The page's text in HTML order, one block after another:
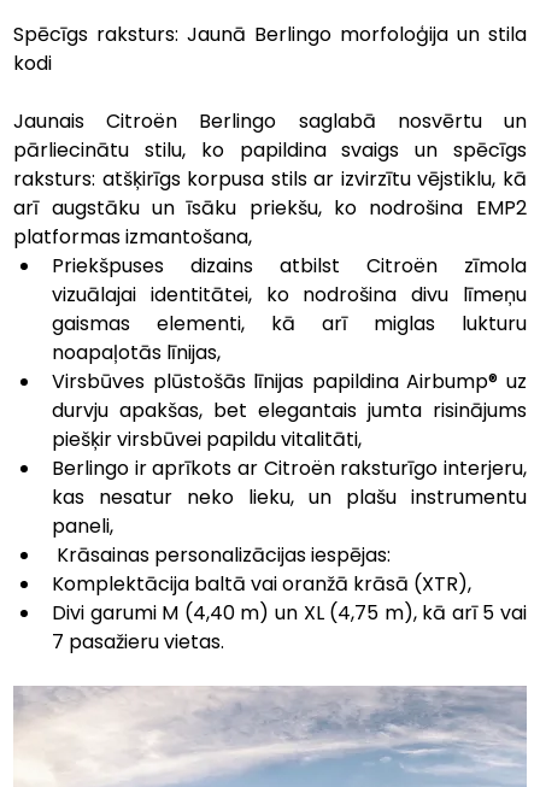
Spēcīgs raksturs: Jaunā Berlingo morfoloģija un stila
kodi
Jaunais Citroën Berlingo saglabā nosvērtu un
pārliecinātu stilu, ko papildina svaigs un spēcīgs
raksturs: atšķirīgs korpusa stils ar izvirzītu vējstiklu, kā
arī augstāku un īsāku priekšu, ko nodrošina EMP2
platformas izmantošana,
Priekšpuses dizains atbilst Citroën zīmola
vizuālajai identitātei, ko nodrošina divu līmeņu
gaismas elementi, kā arī miglas lukturu
noapaļotās līnijas,
Virsbūves plūstošās līnijas papildina Airbump® uz
durvju apakšas, bet elegantais jumta risinājums
piešķir virsbūvei papildu vitalitāti,
Berlingo ir aprīkots ar Citroën raksturīgo interjeru,
kas nesatur neko lieku, un plašu instrumentu
paneli,
Krāsainas personalizācijas iespējas:
Komplektācija baltā vai oranžā krāsā (XTR),
Divi garumi M (4,40 m) un XL (4,75 m), kā arī 5 vai
7 pasažieru vietas.